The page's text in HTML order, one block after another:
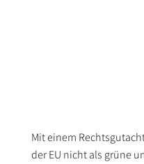
Mit einem
der EU nicht als grüne